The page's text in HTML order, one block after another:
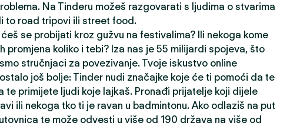
Na Tinderu možeš razgovarati s ljudima o stvarima
to road tripovi ili street food.
se probijati kroz gužvu na festivalima? Ili nekoga kome
promjena koliko i tebi? Iza nas je 55 milijardi spojeva, što
stručnjaci za povezivanje. Tvoje iskustvo online
još bolje: Tinder nudi značajke koje će ti pomoći da te
te primijete ljudi koje lajkaš. Pronađi prijatelje koji dijele
ili nekoga tko ti je ravan u badmintonu. Ako odlaziš na put
te može odvesti u više od 190 država na više od